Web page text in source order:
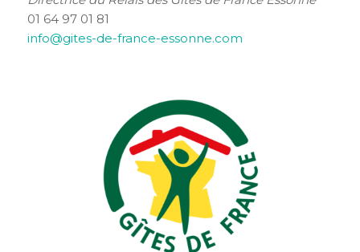
01 64 97 01 81
info@gites-de-france-essonne.com